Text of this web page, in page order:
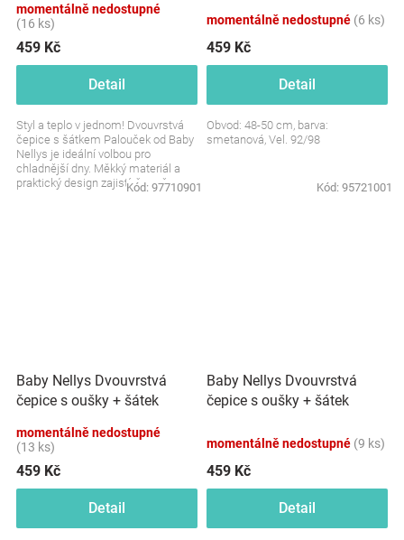
momentálně nedostupné
(16 ks)
459 Kč
Detail
Styl a teplo v jednom! Dvouvrstvá
čepice s šátkem Palouček od Baby
Nellys je ideální volbou pro
chladnější dny. Měkký materiál a
praktický design zajistí, že vaše
Kód: 97710901
momentálně nedostupné (6 ks)
459 Kč
Detail
Obvod: 48-50 cm, barva:
smetanová, Vel. 92/98
Kód: 95721001
Baby Nellys Dvouvrstvá
čepice s oušky + šátek
momentálně nedostupné
(13 ks)
459 Kč
Detail
Baby Nellys Dvouvrstvá
čepice s oušky + šátek
momentálně nedostupné (9 ks)
459 Kč
Detail